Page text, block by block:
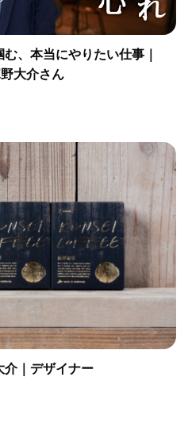
、本当にやりたい仕事｜
大介さん
介｜デザイナー